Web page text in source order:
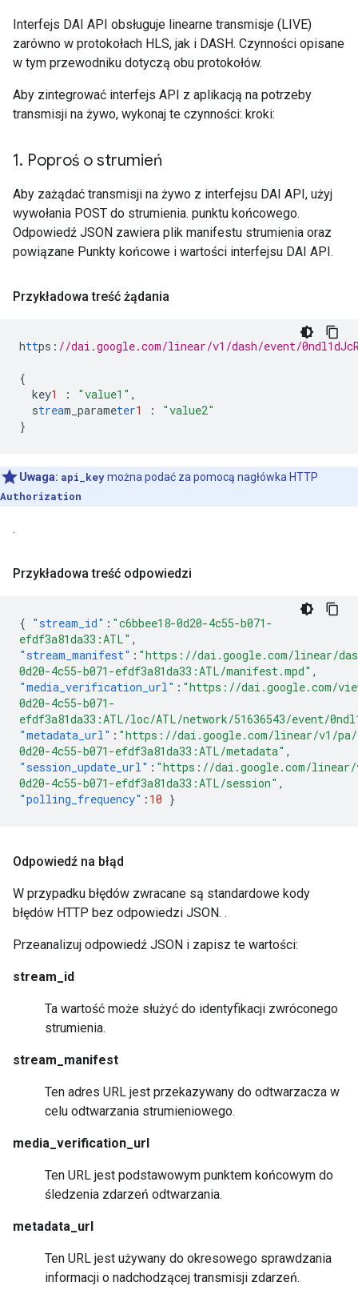
Interfejs DAI API obsługuje linearne transmisje (LIVE)
zarówno w protokołach HLS, jak i DASH. Czynności opisane
w tym przewodniku dotyczą obu protokołów.
Aby zintegrować interfejs API z aplikacją na potrzeby
transmisji na żywo, wykonaj te czynności: kroki:
1. Poproś o strumień
Aby zażądać transmisji na żywo z interfejsu DAI API, użyj
wywołania POST do strumienia. punktu końcowego.
Odpowiedź JSON zawiera plik manifestu strumienia oraz
powiązane Punkty końcowe i wartości interfejsu DAI API.
Przykładowa treść żądania
https : //dai.google.com/linear/v1/dash/event/
{
key1 : "value1" ,
stream_parameter1 :
"value2"
}
Uwaga: api_keymożna podać za pomocą nagłówka HTTP
Authorization
.
Przykładowa treść odpowiedzi
{ "stream_id" : "c6bbee18-0d20-4c55-b071-
efdf3a81da33:ATL" ,
"stream_manifest" : "https://dai.google.com/linear/dash/
0d20-4c55-b071-efdf3a81da33:ATL/manifest.mpd" ,
"media_verification_url" : "https://dai.google.com/
0d20-4c55-b071-
efdf3a81da33:ATL/loc/ATL/network/51636543/event/
"metadata_url" : "https://dai.google.com/linear/v1/pa/
0d20-4c55-b071-efdf3a81da33:ATL/metadata" ,
"session_update_url" : "https://dai.google.com/linear/
0d20-4c55-b071-efdf3a81da33:ATL/session" ,
"polling_frequency" : 10 }
Odpowiedź na błąd
W przypadku błędów zwracane są standardowe kody
błędów HTTP bez odpowiedzi JSON. .
Przeanalizuj odpowiedź JSON i zapisz te wartości:
stream_id
Ta wartość może służyć do identyfikacji zwróconego
strumienia.
stream_manifest
Ten adres URL jest przekazywany do odtwarzacza w
celu odtwarzania strumieniowego.
media_verification_url
Ten URL jest podstawowym punktem końcowym do
śledzenia zdarzeń odtwarzania.
metadata_url
Ten URL jest używany do okresowego sprawdzania
informacji o nadchodzącej transmisji zdarzeń.